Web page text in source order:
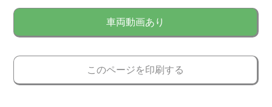
車両動画あり
このページを印刷する